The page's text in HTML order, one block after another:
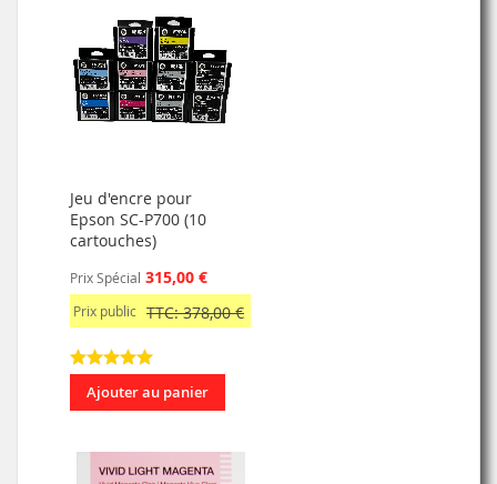
Jeu d'encre pour
Epson SC-P700 (10
cartouches)
Prix Spécial 315,00 €
Prix public TTC: 378,00 €
Ajouter au panier